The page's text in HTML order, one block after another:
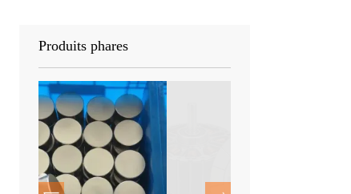
Produits phares